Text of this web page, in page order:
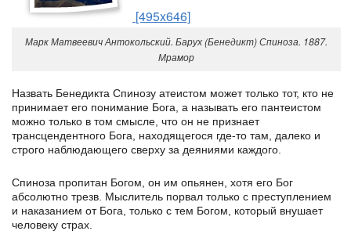
[495x646]
Марк Матвеевич Антокольский. Барух (Бенедикт) Спиноза. 1887.
Мрамор
Назвать Бенедикта Спинозу атеистом может только тот, кто не
принимает его понимание Бога, а называть его пантеистом
можно только в том смысле, что он не признает
трансцендентного Бога, находящегося где-то там, далеко и
строго наблюдающего сверху за деяниями каждого.
Спиноза пропитан Богом, он им опьянен, хотя его Бог
абсолютно трезв. Мыслитель порвал только с преступлением
и наказанием от Бога, только с тем Богом, который внушает
человеку страх.